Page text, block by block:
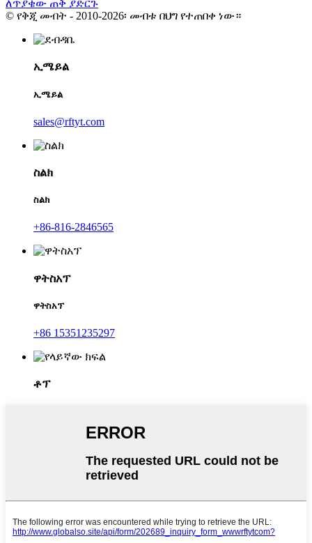
ለጥያቄው ጠቅ ያድርጉ
© የቅጂ መብት - 2010-2026፡ መብቱ በህግ የተጠበቀ ነው።
ኢሜይል
ኢሜይል
sales@rftyt.com
ስልክ
ስልክ
+86-816-2846565
ዋትስአፕ
ዋትስአፕ
+86 15351235297
ቶፕ